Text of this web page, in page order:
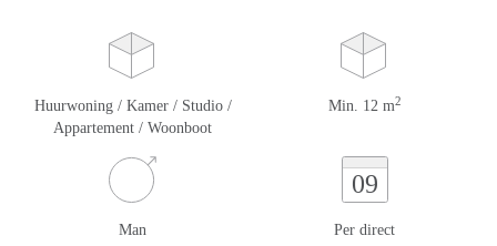
Huurwoning / Kamer / Studio /
Appartement / Woonboot
Min. 12 m2
Man
09
Per direct